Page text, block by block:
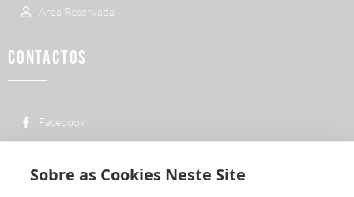
Sobre as Cookies Neste Site
Área Reservada
CONTACTOS
Facebook
nacional